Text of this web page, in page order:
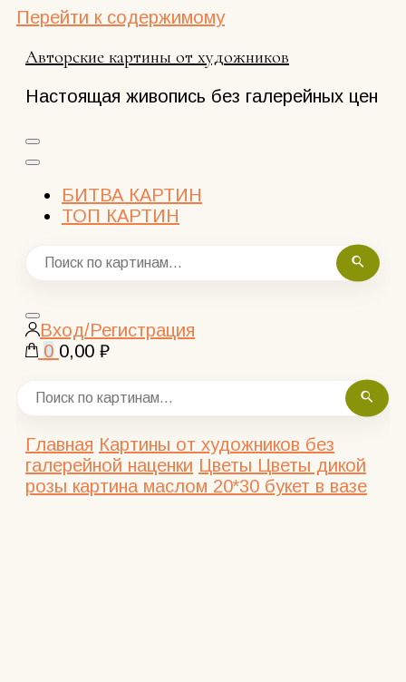
Перейти к содержимому
Авторские картины от художников
Настоящая живопись без галерейных цен
БИТВА КАРТИН
ТОП КАРТИН
Закрыть
поиск
Вход/Регистрация
0 0,00 ₽
Главная Картины от художников без
галерейной наценки Цветы Цветы дикой
розы картина маслом 20*30 букет в вазе